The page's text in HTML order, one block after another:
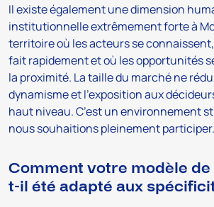
Il existe également une dimension
institutionnelle extrêmement forte à
territoire où les acteurs se
fait rapidement et où les opportunités
la proximité. La taille du marché ne
dynamisme et l’exposition aux
haut niveau. C’est un environnement
nous souhaitions pleinement participer.
Comment votre modèle
t-il été adapté aux